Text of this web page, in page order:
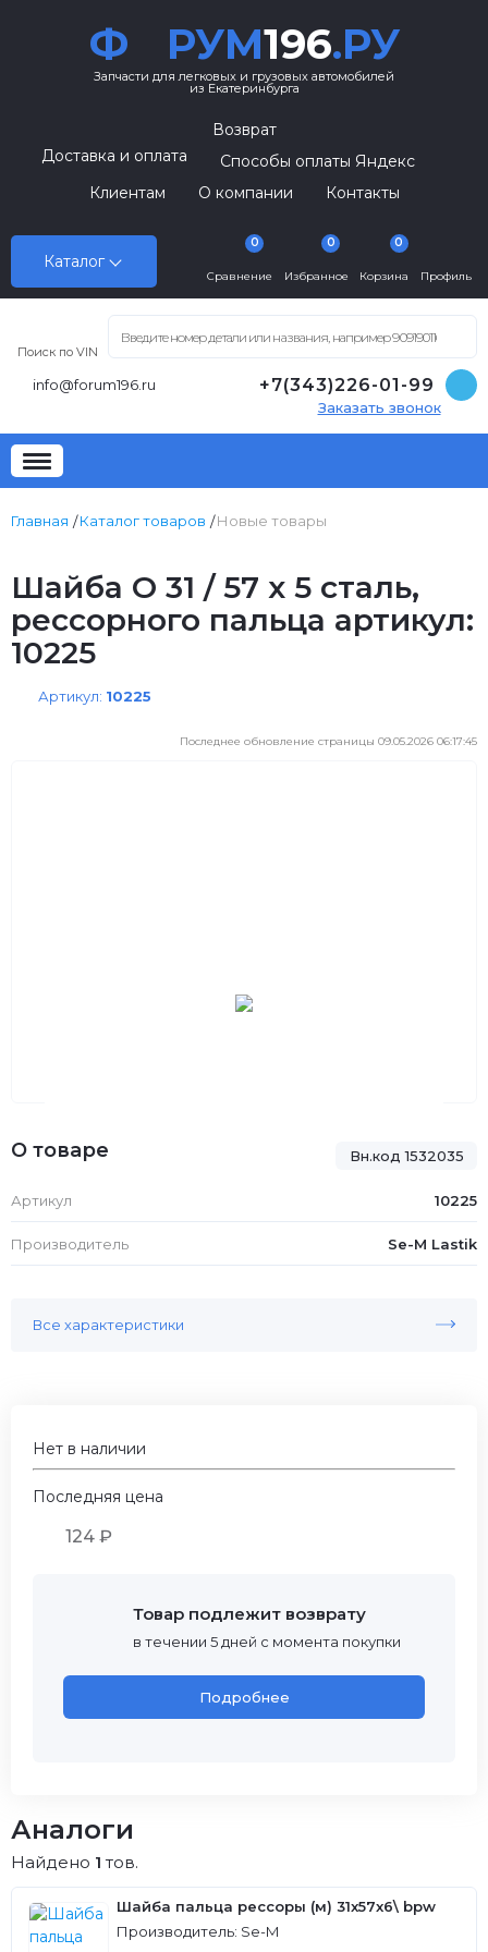
Ф РУМ196.РУ
Запчасти для легковых и грузовых автомобилей
из Екатеринбурга
Каталог
Возврат
Доставка и оплата
Способы оплаты Яндекс
Клиентам
О компании Контакты
Сравнение
0
Избранное
0
Корзина
0
Профиль
Поиск по VIN
info@forum196.ru +7(343)226-01-99
Заказать звонок
Главная Каталог товаров Новые товары
Шайба O 31 / 57 x 5 сталь,
рессорного пальца артикул:
10225
Артикул: 10225
Последнее обновление страницы 09.05.2026 06:17:45
Вн.код 1532035
О товаре
Артикул 10225
Производитель Se-M Lastik
Все характеристики
Нет в наличии
Последняя цена
124 ₽
Товар подлежит возврату
в течении 5 дней с момента покупки
Подробнее
Аналоги
Найдено 1 тов.
Шайба пальца рессоры (м) 31x57x6\ bpw
Производитель: Se-M